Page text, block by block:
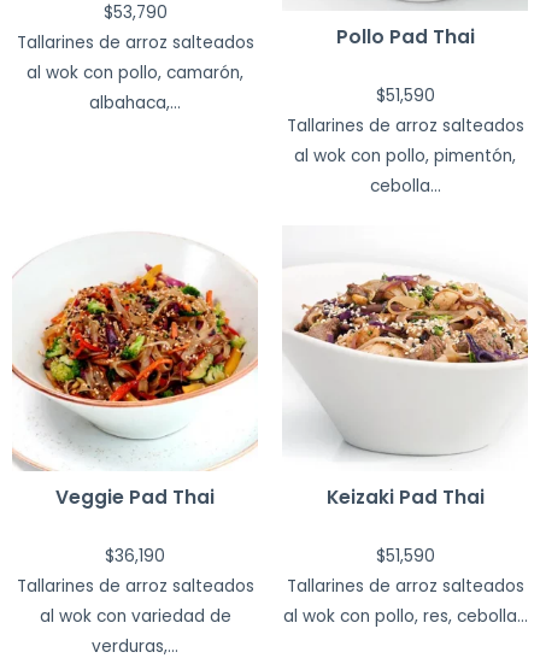
$53,790
Tallarines de arroz salteados
al wok con pollo, camarón,
albahaca,...
Pollo Pad Thai
$51,590
Tallarines de arroz salteados
al wok con pollo, pimentón,
cebolla...
Veggie Pad Thai
$36,190
Tallarines de arroz salteados
al wok con variedad de
verduras,...
Keizaki Pad Thai
$51,590
Tallarines de arroz salteados
al wok con pollo, res, cebolla...